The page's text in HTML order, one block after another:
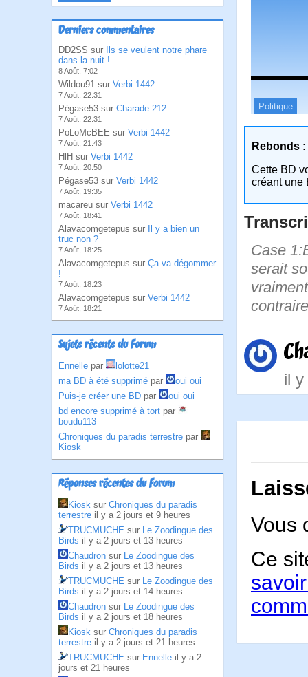
Derniers commentaires
DD2SS sur
Ils se veulent notre phare
dans la nuit !
8 Août, 7:02
Wildou91 sur Verbi 1442
7 Août, 22:31
Pégase53 sur Charade 212
7 Août, 22:31
PoLoMcBEE sur Verbi 1442
7 Août, 21:43
HlH sur Verbi 1442
7 Août, 20:50
Pégase53 sur Verbi 1442
7 Août, 19:35
macareu sur Verbi 1442
7 Août, 18:41
Alavacomgetepus sur
Il y a bien un
truc non ?
7 Août, 18:25
Alavacomgetepus sur Ça va dégommer
!
7 Août, 18:23
Alavacomgetepus sur Verbi 1442
7 Août, 18:21
Sujets récents du Forum
Ennelle par
lolotte21
ma BD à été supprimé par
oui oui
Puis-je créer une BD par
oui oui
bd encore supprimé à tort par
boudu113
Chroniques du paradis terrestre par
Kiosk
Réponses récentes du Forum
Kiosk sur Chroniques du paradis
terrestre il y a 2 jours et 9 heures
TRUCMUCHE sur Le Zoodingue des
Birds il y a 2 jours et 13 heures
Chaudron sur Le Zoodingue des
Birds il y a 2 jours et 13 heures
TRUCMUCHE sur Le Zoodingue des
Birds il y a 2 jours et 14 heures
Chaudron sur Le Zoodingue des
Birds il y a 2 jours et 18 heures
Kiosk sur Chroniques du paradis
terrestre il y a 2 jours et 21 heures
TRUCMUCHE sur Ennelle il y a 2
jours et 21 heures
Politique
Rebonds :
Cette BD
créant une
Case
serait
contraire
il
Vous
Ce